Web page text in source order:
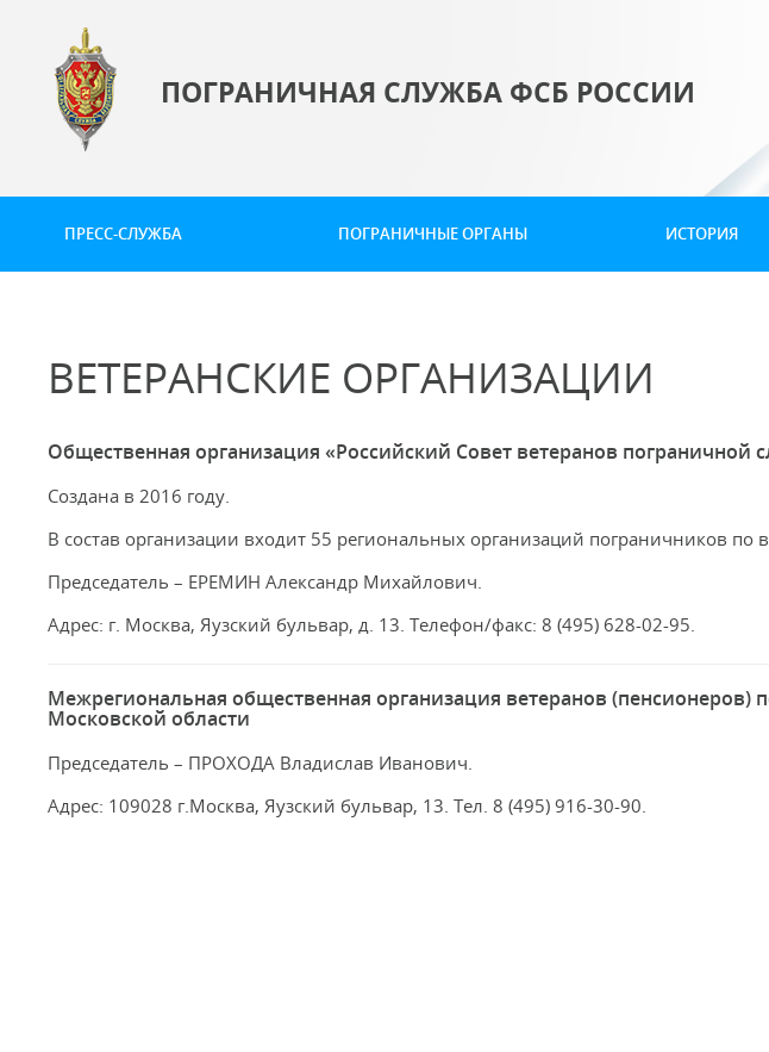
ПОГРАНИЧНАЯ СЛУЖБА ФСБ РОССИИ
ПРЕСС-СЛУЖБА ПОГРАНИЧНЫЕ ОРГАНЫ ИСТОРИЯ
ВЕТЕРАНСКИЕ ОРГАНИЗАЦИИ
Общественная организация «Российский Совет ветеранов пограничной
Создана в 2016 году.
В состав организации входит 55 региональных организаций пограничников по
Председатель – ЕРЕМИН Александр Михайлович.
Адрес: г. Москва, Яузский бульвар, д. 13. Телефон/факс: 8 (495) 628-02-95.
Межрегиональная общественная организация ветеранов
Московской области
Председатель – ПРОХОДА Владислав Иванович.
Адрес: 109028 г.Москва, Яузский бульвар, 13. Тел. 8 (495) 916-30-90.